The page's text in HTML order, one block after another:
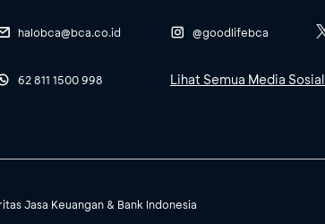
halobca@bca.co.id
62 811 1500 998
@goodlifebca
Lihat Semua Media Sosial
Jasa Keuangan & Bank Indonesia